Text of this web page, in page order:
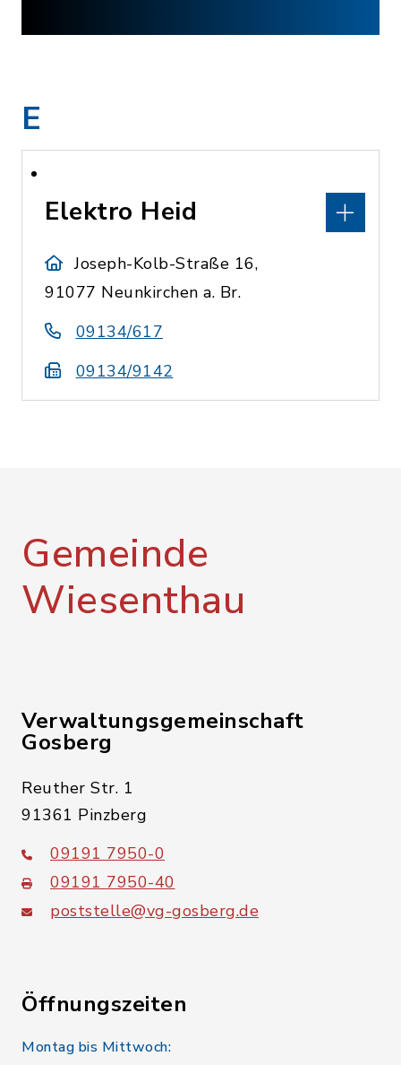
E
Elektro Heid
Joseph-Kolb-Straße 16,
91077 Neunkirchen a. Br.
09134/617
09134/9142
Gemeinde
Wiesenthau
Verwaltungsgemeinschaft
Gosberg
Reuther Str. 1
91361 Pinzberg
09191 7950-0
09191 7950-40
poststelle@vg-gosberg.de
Öffnungszeiten
Montag bis Mittwoch: